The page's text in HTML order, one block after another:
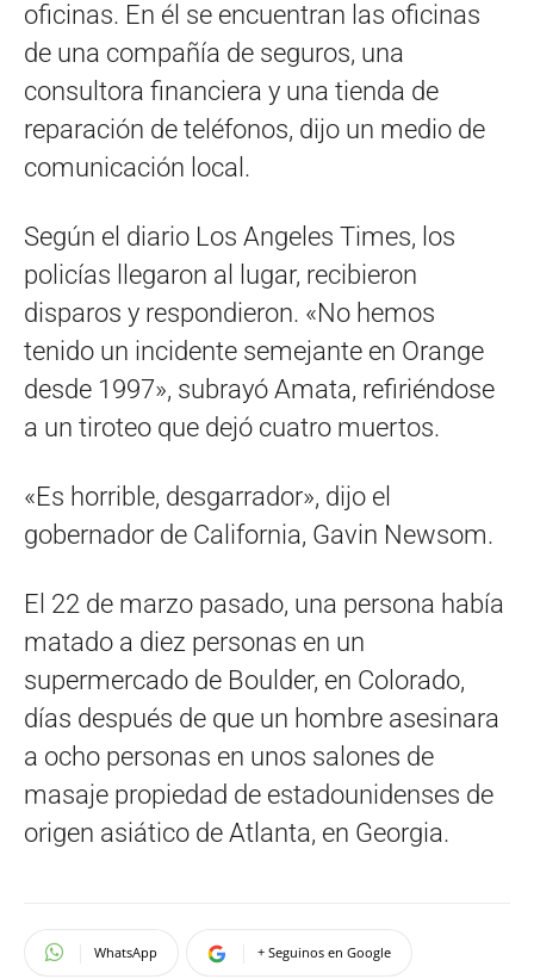
oficinas. En él se encuentran las oficinas
de una compañía de seguros, una
consultora financiera y una tienda de
reparación de teléfonos, dijo un medio de
comunicación local.
Según el diario Los Angeles Times, los
policías llegaron al lugar, recibieron
disparos y respondieron. «No hemos
tenido un incidente semejante en Orange
desde 1997», subrayó Amata, refiriéndose
a un tiroteo que dejó cuatro muertos.
«Es horrible, desgarrador», dijo el
gobernador de California, Gavin Newsom.
El 22 de marzo pasado, una persona había
matado a diez personas en un
supermercado de Boulder, en Colorado,
días después de que un hombre asesinara
a ocho personas en unos salones de
masaje propiedad de estadounidenses de
origen asiático de Atlanta, en Georgia.
WhatsApp + Seguinos en Google